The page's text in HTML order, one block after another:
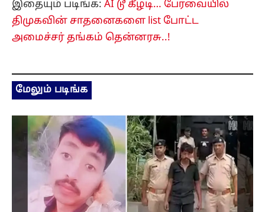
இதையும் படிங்க: AI டூ கீழடி… பேரவையில்
திமுகவின் சாதனைகளை list போட்ட
அமைச்சர் தங்கம் தென்னரசு..!
மேலும் படிங்க